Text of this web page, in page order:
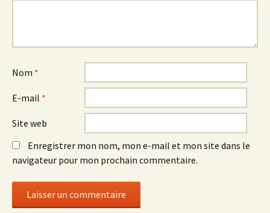
Nom *
E-mail *
Site web
Enregistrer mon nom, mon e-mail et mon site dans le
navigateur pour mon prochain commentaire.